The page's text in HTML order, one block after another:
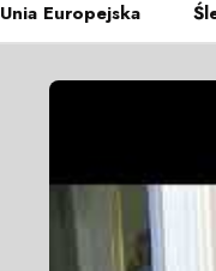
Unia Europejska